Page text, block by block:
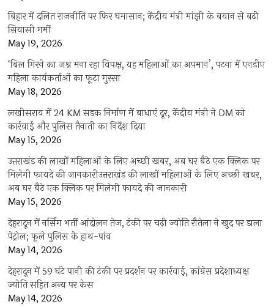
बिहार में दलित राजनीति पर फिर घमासान; केंद्रीय मंत्री मांझी के बयान से बढ़ी
सियासी गर्मी
May 19, 2026
‘बिल गिरने का जश्न मना रहा विपक्ष, यह महिलाओं का अपमान’, पटना में एनडीए
महिला कार्यकर्ताओं का फूटा गुस्सा
May 18, 2026
लखीसराय में 24 KM सड़क निर्माण में बाधाएं दूर, केंद्रीय मंत्री ने DM को
कार्रवाई और पुलिस तैनाती का निर्देश दिया
May 15, 2026
उत्तराखंड की लाखों महिलाओं के लिए अच्छी खबर, अब घर बैठे एक क्लिक पर
मिलेगी फायदे की जानकारीउत्तराखंड की लाखों महिलाओं के लिए अच्छी खबर,
अब घर बैठे एक क्लिक पर मिलेगी फायदे की जानकारी
May 15, 2026
देहरादून में नर्सिंग भर्ती आंदोलन तेज, टंकी पर चढ़ी ज्योति रौतेला ने खुद पर डाला
पेट्रोल; फूले पुलिस के हाथ-पांव
May 14, 2026
देहरादून में 59 घंटे पानी की टंकी पर प्रदर्शन पर कार्रवाई, कांग्रेस प्रदेशाध्यक्ष
ज्योति सहित अन्य पर केस
May 14, 2026